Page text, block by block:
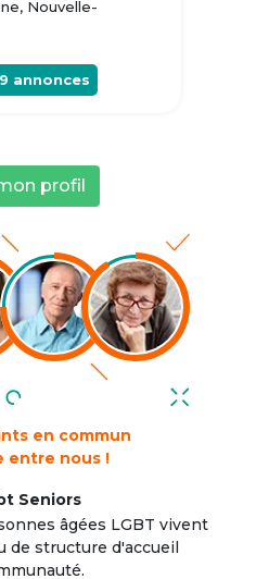
Nouvelle-
9 annonces
profil
en commun
entre nous !
Seniors
âgées LGBT vivent
de structure d'accueil